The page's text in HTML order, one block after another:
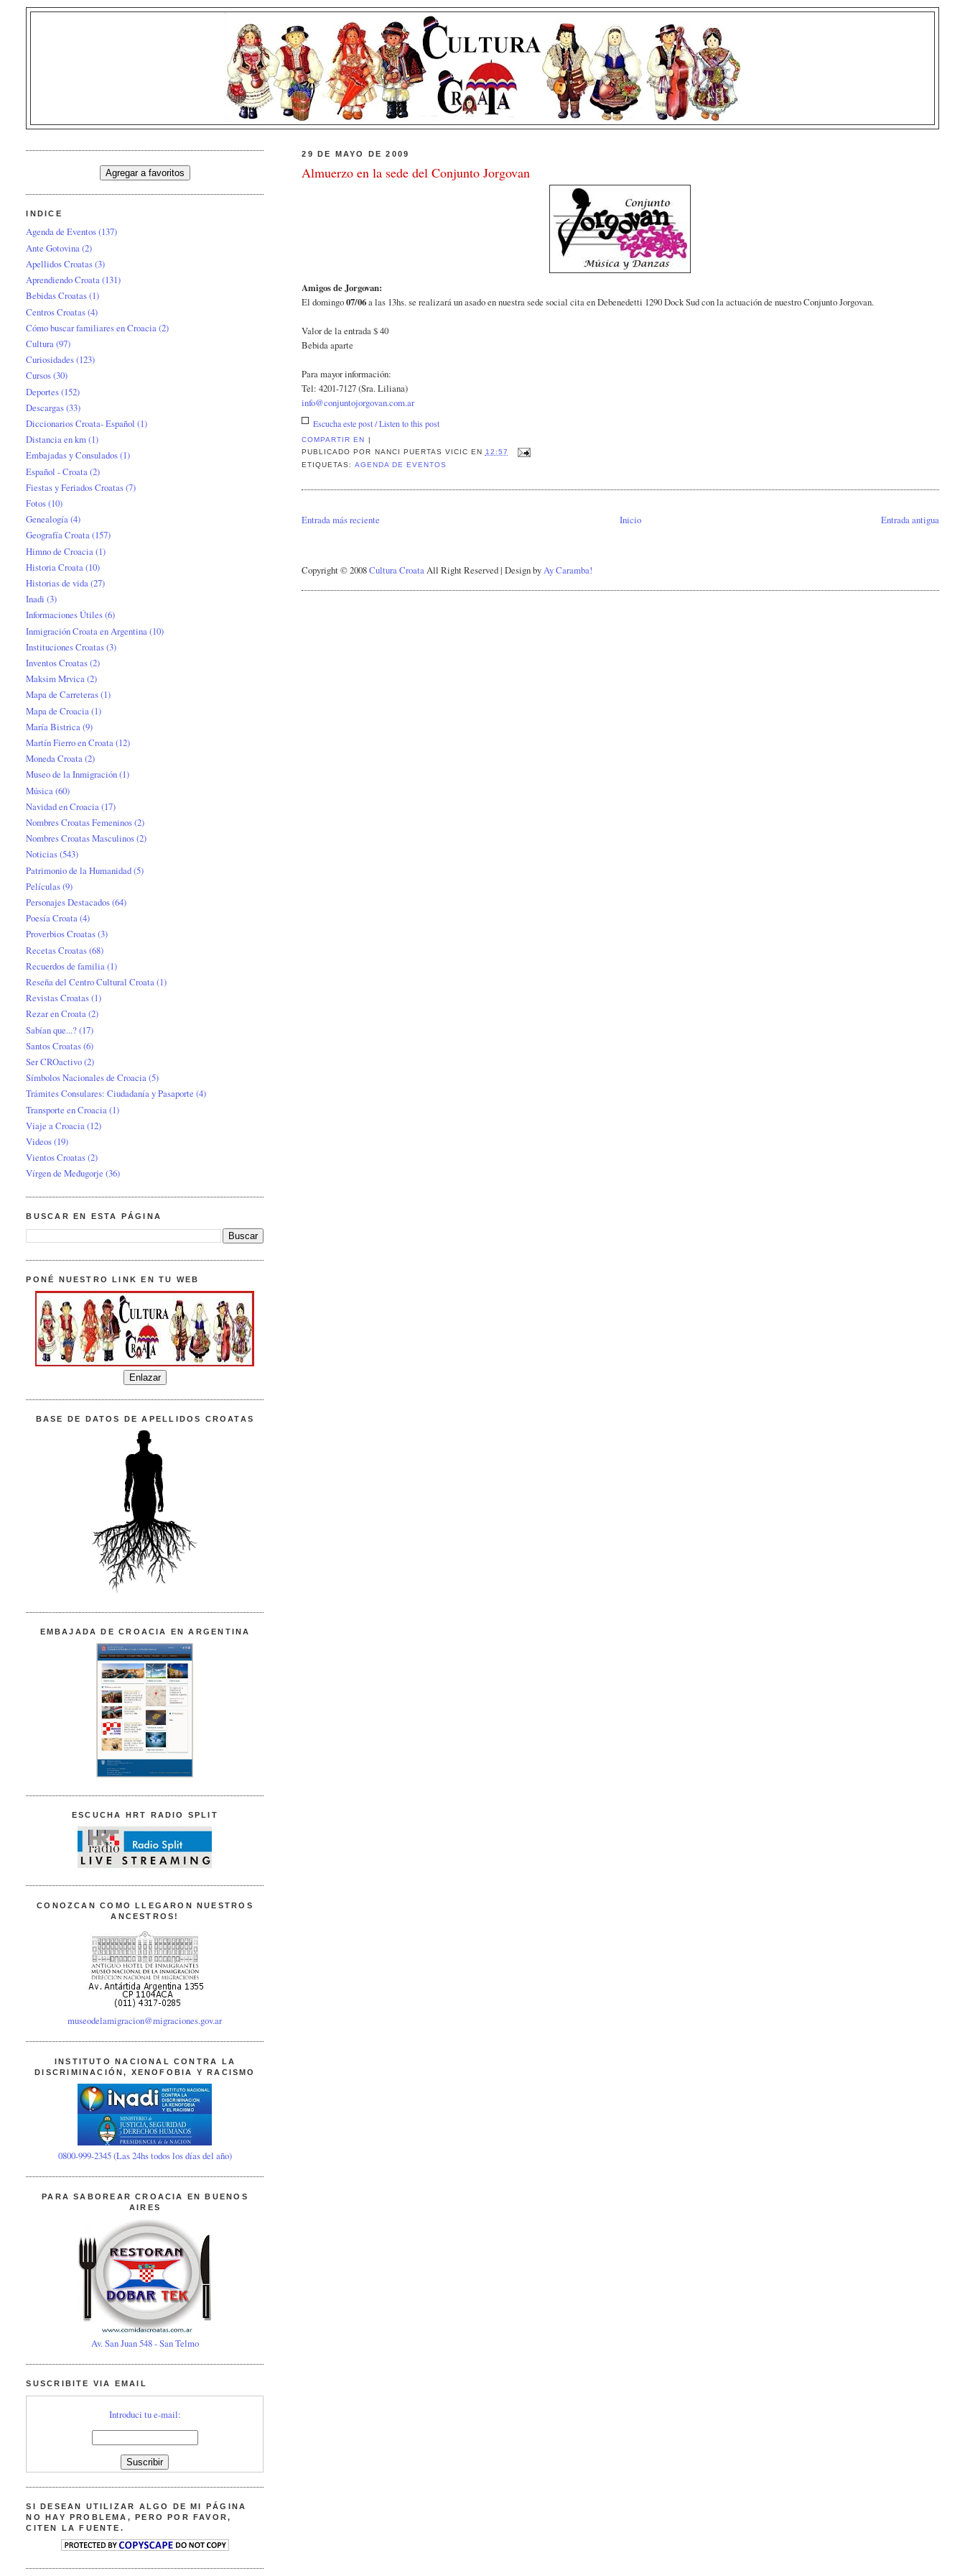
29 DE MAYO DE 2009
Almuerzo en la sede del Conjunto Jorgovan
Amigos de Jorgovan:
El domingo07/06a las 13hs. se realizará un asado en nuestra sede social cita en Debenedetti 1290 Dock Sud con la actuación de nuestro Conjunto Jorgovan.
Valor de la entrada $ 40
Bebida aparte
Para mayor información:
Tel: 4201-7127 (Sra. Liliana)
info@conjuntojorgovan.com.ar
Escucha este post / Listen to this post
COMPARTIR EN
|
PUBLICADO POR NANCI PUERTAS VICIC EN 12:57
ETIQUETAS: AGENDA DE EVENTOS
Entrada más reciente Entrada antigua
Inicio
Copyright © 2008Cultura Croata All Right Reserved | Design by Ay Caramba!
INDICE
Agenda de Eventos(137)
Ante Gotovina(2)
Apellidos Croatas(3)
Aprendiendo Croata(131)
Bebidas Croatas(1)
Centros Croatas(4)
Cómo buscar familiares en Croacia(2)
Cultura(97)
Curiosidades(123)
Cursos(30)
Deportes(152)
Descargas(33)
Diccionarios Croata- Español (1)
Distancia en km(1)
Embajadas y Consulados(1)
Español - Croata (2)
Fiestas y Feriados Croatas(7)
Fotos(10)
Genealogía(4)
Geografía Croata(157)
Himno de Croacia (1)
Historia Croata(10)
Historias de vida(27)
Inadi (3)
Informaciones Útiles(6)
Inmigración Croata en Argentina (10)
Instituciones Croatas(3)
Inventos Croatas(2)
Maksim Mrvica(2)
Mapa de Carreteras(1)
Mapa de Croacia (1)
María Bistrica(9)
Martín Fierro en Croata(12)
Moneda Croata(2)
Museo de la Inmigración(1)
Música (60)
Navidad en Croacia(17)
Nombres Croatas Femeninos(2)
Nombres Croatas Masculinos(2)
Noticias(543)
Patrimonio de la Humanidad(5)
Películas(9)
Personajes Destacados(64)
Poesía Croata(4)
Proverbios Croatas(3)
Recetas Croatas(68)
Recuerdos de familia(1)
Reseña del Centro Cultural Croata(1)
Revistas Croatas(1)
Rezar en Croata(2)
Sabían que...?(17)
Santos Croatas(6)
Ser CROactivo(2)
Símbolos Nacionales de Croacia(5)
Trámites Consulares: Ciudadanía y Pasaporte (4)
Transporte en Croacia(1)
Viaje a Croacia(12)
Videos(19)
Vientos Croatas(2)
Vírgen de Međugorje (36)
BUSCAR EN ESTA PÁGINA
PONÉ NUESTRO LINK EN TU WEB
BASE DE DATOS DE APELLIDOS CROATAS
EMBAJADA DE CROACIA EN ARGENTINA
ESCUCHA HRT RADIO SPLIT
CONOZCAN COMO LLEGARON NUESTROS
ANCESTROS!
museodelamigracion@migraciones.gov.ar
INSTITUTO NACIONAL CONTRA LA
DISCRIMINACIÓN, XENOFOBIA Y RACISMO
0800-999-2345 (Las 24hs todos los días del año)
PARA SABOREAR CROACIA EN BUENOS
AIRES
Av. San Juan 548 - San Telmo
SUSCRIBITE VIA EMAIL
Introduci tu e-mail:
SI DESEAN UTILIZAR ALGO DE MI PÁGINA
NO HAY PROBLEMA, PERO POR FAVOR,
CITEN LA FUENTE.